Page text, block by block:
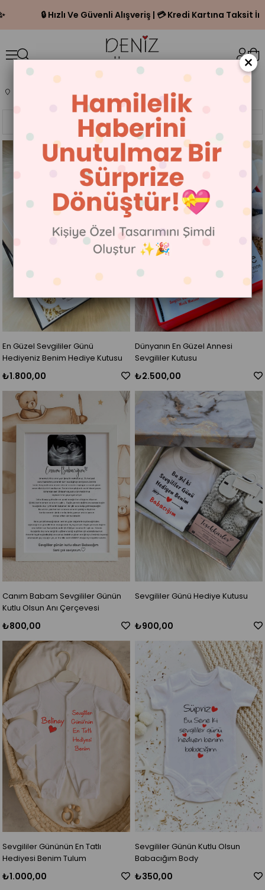
🔒 Hızlı Ve Güvenli Alışveriş | 💳 Kredi Kartına Taksit İmkanı
SEVGİLİLER GÜNÜ
Filtreleme
Sıralama
En Güzel Sevgililer Günü
Hediyeniz Benim Hediye Kutusu
₺1.800,00
Dünyanın En Güzel Annesi
Sevgililer Kutusu
₺2.500,00
Canım Babam Sevgililer Günün
Kutlu Olsun Anı Çerçevesi
₺800,00
Sevgililer Günü Hediye Kutusu
₺900,00
Sevgililer Gününün En Tatlı
Hediyesi Benim Tulum
₺1.000,00
Sevgililer Günün Kutlu Olsun
Babacığım Body
₺350,00
×